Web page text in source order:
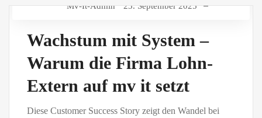
Mv-It-Admin 23. September 2025
Wachstum mit System –
Warum die Firma Lohn-
Extern auf mv it setzt
Diese Customer Success Story zeigt den Wandel bei